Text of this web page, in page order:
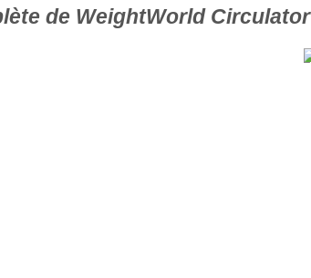
de WeightWorld Circulator